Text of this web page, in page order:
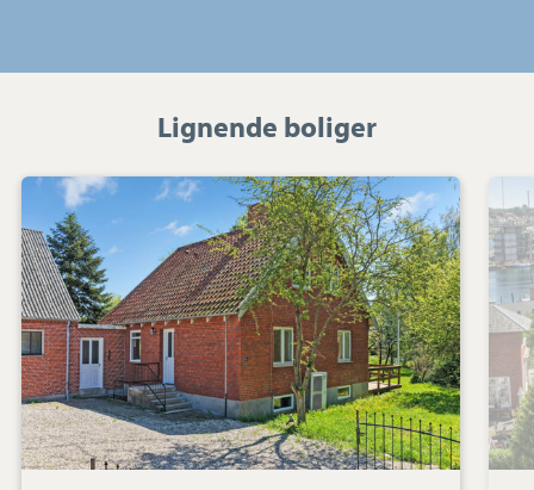
Lignende boliger
Landejendom:
Langæblevej
6C,
Langæble,
5871
Frørup